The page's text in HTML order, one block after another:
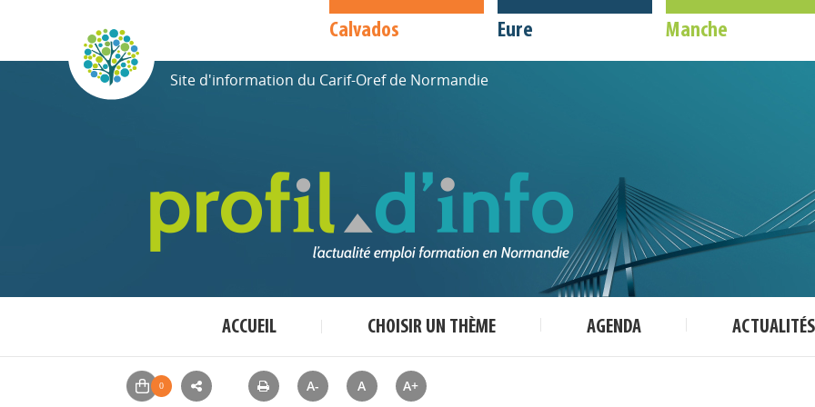
Calvados Eure Manche
Site d'information du Carif-Oref de Normandie
ACCUEIL CHOISIR UN THÈME AGENDA ACTUALITÉS
A- A A+